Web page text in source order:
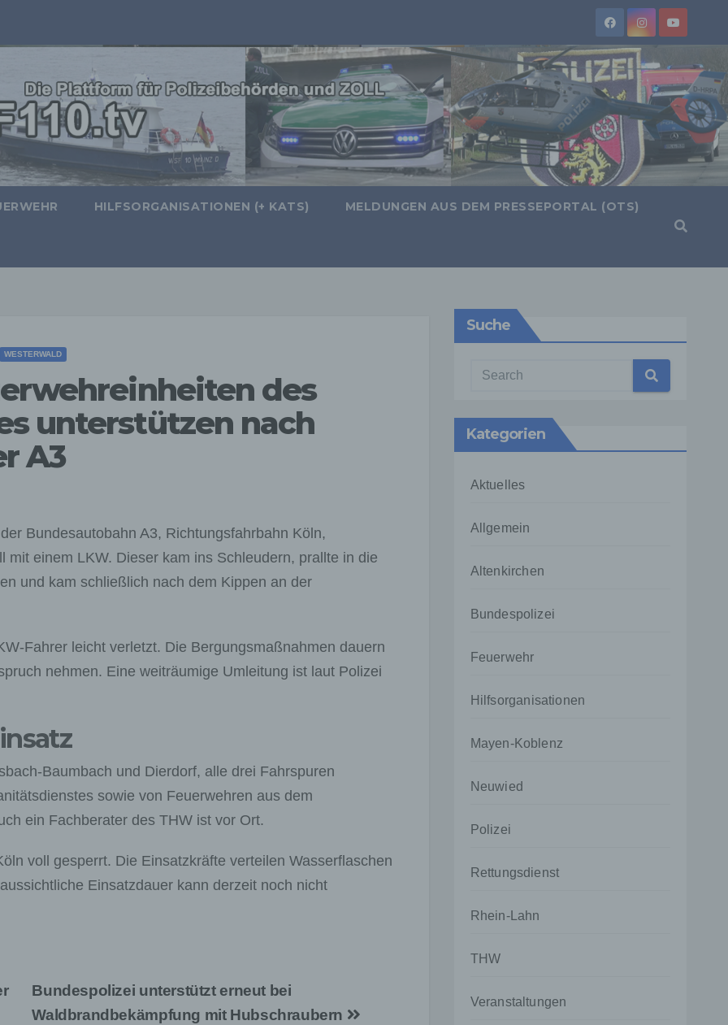
HILFSORGANISATIONEN (+ KATS) MELDUNGEN AUS DEM PRESSEPORTAL (OTS)
WESTERWALD
des
unterstützen nach
A3
Bundesautobahn A3, Richtungsfahrbahn Köln,
einem LKW. Dieser kam ins Schleudern, prallte in die
und kam schließlich nach dem Kippen an der
Fahrer leicht verletzt. Die Bergungsmaßnahmen dauern
nehmen. Eine weiträumige Umleitung ist laut Polizei
Baumbach und Dierdorf, alle drei Fahrspuren
sowie von Feuerwehren aus dem
ein Fachberater des THW ist vor Ort.
voll gesperrt. Die Einsatzkräfte verteilen Wasserflaschen
Einsatzdauer kann derzeit noch nicht
Bundespolizei unterstützt erneut bei
Waldbrandbekämpfung mit Hubschraubern
Suche
Kategorien
Aktuelles
Allgemein
Altenkirchen
Bundespolizei
Feuerwehr
Hilfsorganisationen
Mayen-Koblenz
Neuwied
Polizei
Rettungsdienst
Rhein-Lahn
THW
Veranstaltungen